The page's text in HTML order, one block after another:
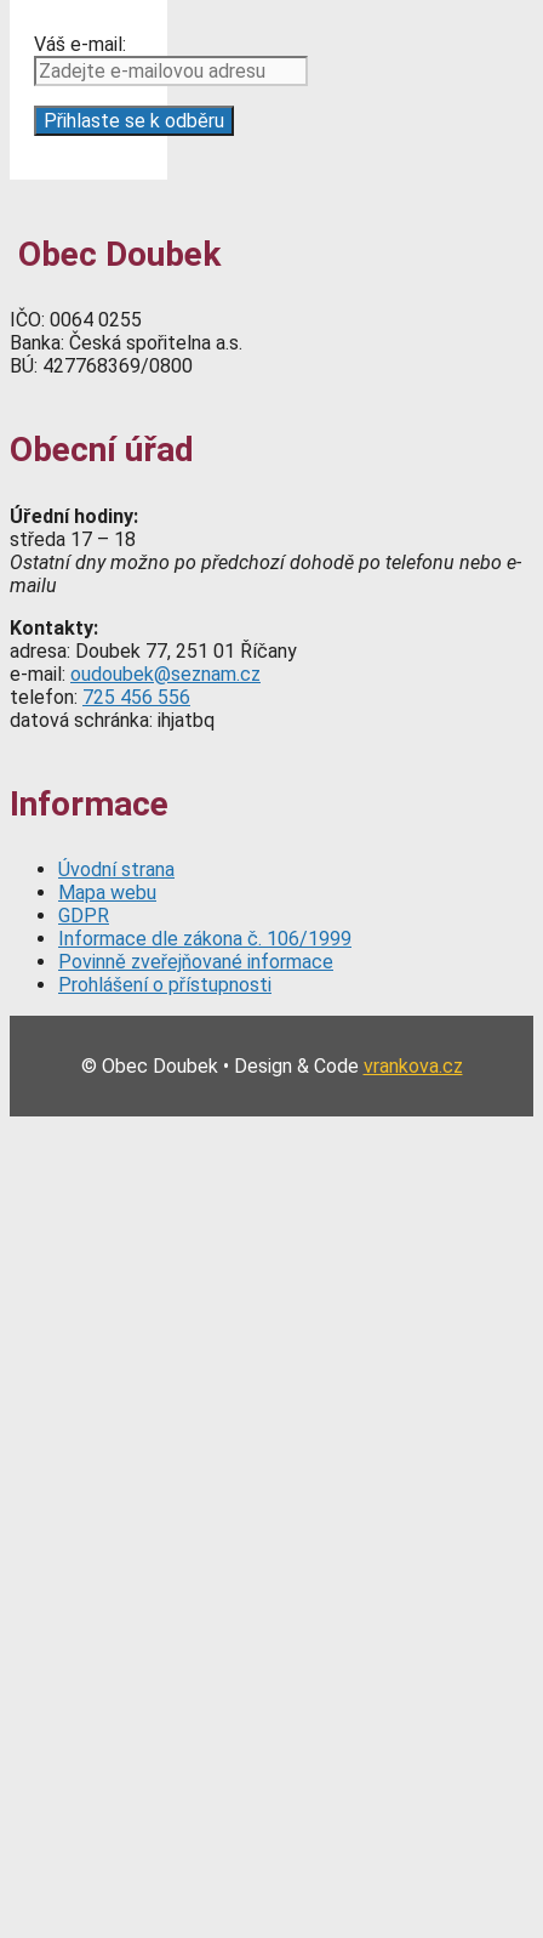
Váš e-mail:
Obec Doubek
IČO: 0064 0255
Banka: Česká spořitelna a.s.
BÚ: 427768369/0800
Obecní úřad
Úřední hodiny:
středa 17 – 18
Ostatní dny možno po předchozí dohodě po telefonu nebo e-
mailu
Kontakty:
adresa: Doubek 77, 251 01 Říčany
e-mail: oudoubek@seznam.cz
telefon: 725 456 556
datová schránka: ihjatbq
Informace
Úvodní strana
Mapa webu
GDPR
Informace dle zákona č. 106/1999
Povinně zveřejňované informace
Prohlášení o přístupnosti
© Obec Doubek • Design & Code vrankova.cz